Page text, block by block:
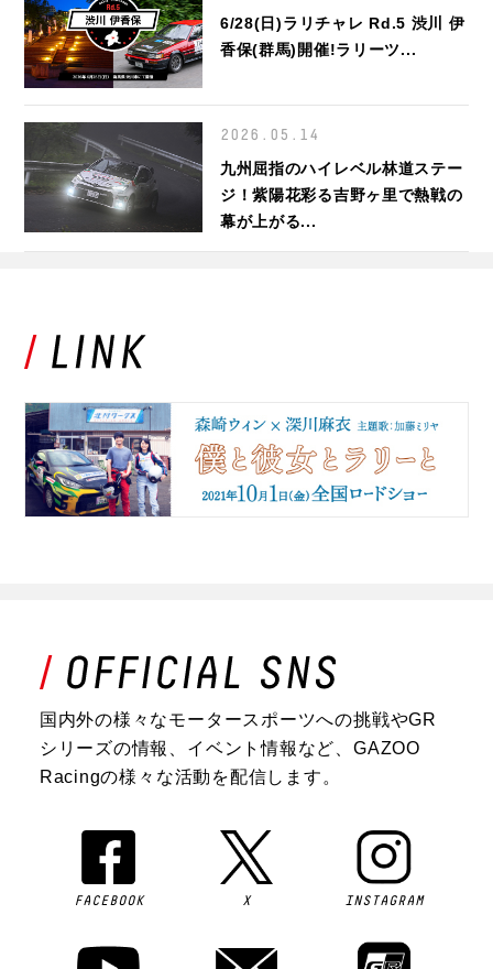
6/28(日)ラリチャレ Rd.5 渋川 伊
香保(群馬)開催!ラリーツ...
2026.05.14
九州屈指のハイレベル林道ステー
ジ！紫陽花彩る吉野ヶ里で熱戦の
幕が上がる...
国内外の様々なモータースポーツへの挑戦やGR
シリーズの情報、イベント情報など、GAZOO
Racingの様々な活動を配信します。
FACEBOOK X INSTAGRAM